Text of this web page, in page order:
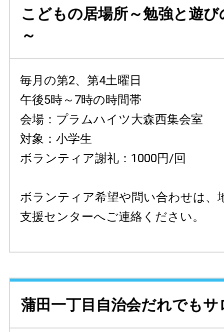
こどもの居場所～勉強と遊
～
毎月の第2、第4土曜日
午後5時～7時の時間帯
会場：プラムハイツ大森西集会室
対象：小学生
ボランティア謝礼：1000円/回
ボランティア希望や問い合わせは、
支援センターへご連絡ください。
蒲田一丁目自治会だれでもサ